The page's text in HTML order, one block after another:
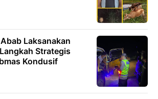
Laksanakan
Strategis
Kondusif